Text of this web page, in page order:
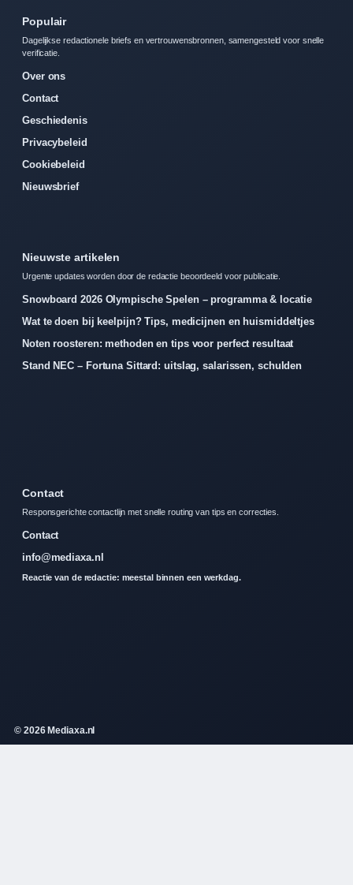
Populair
Dagelijkse redactionele briefs en vertrouwensbronnen, samengesteld voor snelle
verificatie.
Over ons
Contact
Geschiedenis
Privacybeleid
Cookiebeleid
Nieuwsbrief
Nieuwste artikelen
Urgente updates worden door de redactie beoordeeld voor publicatie.
Snowboard 2026 Olympische Spelen – programma & locatie
Wat te doen bij keelpijn? Tips, medicijnen en huismiddeltjes
Noten roosteren: methoden en tips voor perfect resultaat
Stand NEC – Fortuna Sittard: uitslag, salarissen, schulden
Contact
Responsgerichte contactlijn met snelle routing van tips en correcties.
Contact
info@mediaxa.nl
Reactie van de redactie: meestal binnen een werkdag.
© 2026 Mediaxa.nl